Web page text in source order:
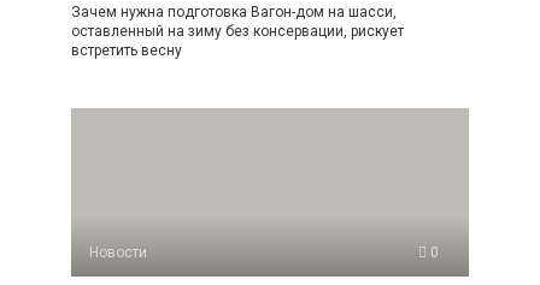
Зачем нужна подготовка Вагон-дом на шасси,
оставленный на зиму без консервации, рискует
встретить весну
Новости 0